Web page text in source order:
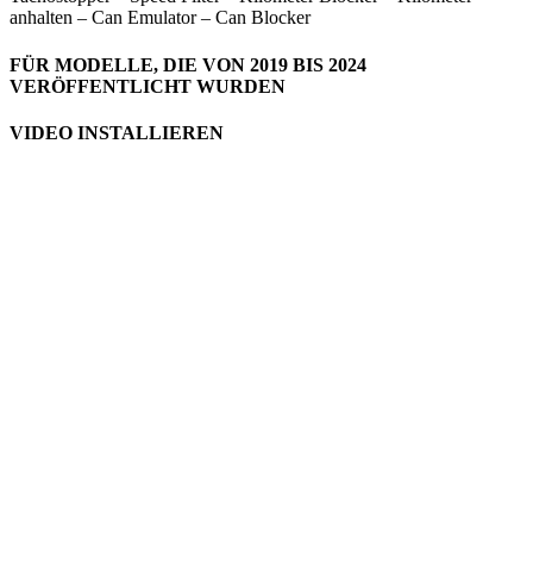
anhalten – Can Emulator – Can Blocker
FÜR MODELLE, DIE VON 2019 BIS 2024
VERÖFFENTLICHT WURDEN
VIDEO INSTALLIEREN